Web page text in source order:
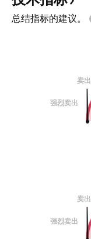
总结指标的建议。
卖出
强烈卖出
卖出
强烈卖出